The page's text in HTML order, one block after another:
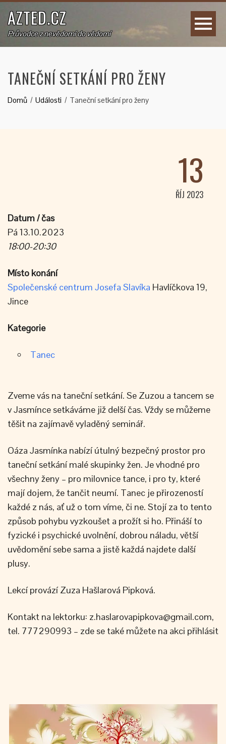
AZTED.CZ
Průvodce z nevědomí do vědomí
TANEČNÍ SETKÁNÍ PRO ŽENY
Domů Události Taneční setkání pro ženy
13
ŘÍJ 2023
Datum / čas
Pá 13.10.2023
18:00-20:30
Místo konání
Společenské centrum Josefa Slavíka Havlíčkova 19,
Jince
Kategorie
Tanec
Zveme vás na taneční setkání. Se Zuzou a tancem se
v Jasmínce setkáváme již delší čas. Vždy se můžeme
těšit na zajímavě vyladěný seminář.
Oáza Jasmínka nabízí útulný bezpečný prostor pro
taneční setkání malé skupinky žen. Je vhodné pro
všechny ženy – pro milovnice tance, i pro ty, které
mají dojem, že tančit neumí. Tanec je přirozeností
každé z nás, ať už o tom víme, či ne. Stojí za to tento
způsob pohybu vyzkoušet a prožít si ho. Přináší to
fyzické i psychické uvolnění, dobrou náladu, větší
uvědomění sebe sama a jistě každá najdete další
plusy.
Lekcí provází Zuza Hašlarová Pipková.
Kontakt na lektorku: z.haslarovapipkova@gmail.com,
tel. 777290993 – zde se také můžete na akci přihlásit